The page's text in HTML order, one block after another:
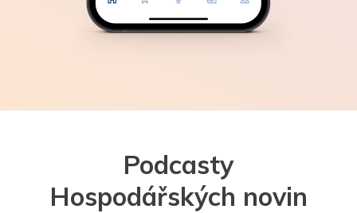
Podcasty
Hospodářských novin